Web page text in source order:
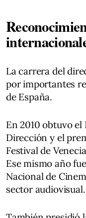
La carrera del
por importantes
de España.
En 2010 obtuvo el
Dirección y el
Festival de
Ese mismo año
Nacional de
sector audiovisual.